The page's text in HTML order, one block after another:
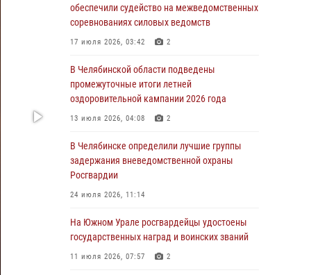
задержали рецидивиста за хищение алкоголя
из супермаркета
05 августа 2026, 06:06
На Южном Урале спецназ Росгвардии провел
военно-полевые сборы для кадетов
04 августа 2026, 10:03 1
воров в Челябинске
04 августа 2026, 10:00
На Южном Урале сотрудники Росгвардии
убийства
03 августа 2026, 11:41
обеспечили судейство на межведомственных
соревнованиях силовых ведомств
17 июля 2026, 03:42 2
В Челябинской области подведены
промежуточные итоги летней
оздоровительной кампании 2026 года
13 июля 2026, 04:08 2
В Челябинске определили лучшие группы
задержания вневедомственной охраны
Росгвардии
24 июля 2026, 11:14
На Южном Урале росгвардейцы удостоены
государственных наград и воинских званий
11 июля 2026, 07:57 2